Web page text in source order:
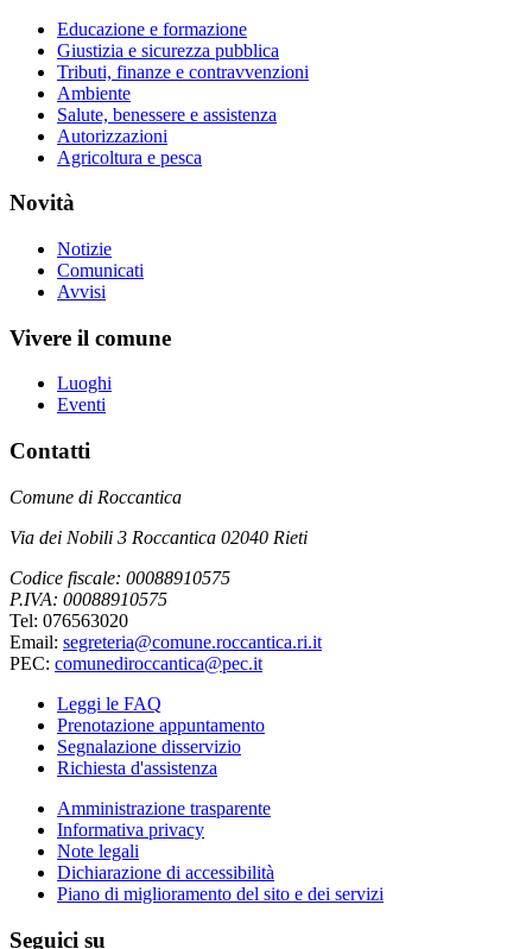
Educazione e formazione
Giustizia e sicurezza pubblica
Tributi, finanze e contravvenzioni
Ambiente
Salute, benessere e assistenza
Autorizzazioni
Agricoltura e pesca
Novità
Notizie
Comunicati
Avvisi
Vivere il comune
Luoghi
Eventi
Contatti
Comune di Roccantica
Via dei Nobili 3 Roccantica 02040 Rieti
Codice fiscale: 00088910575
P.IVA: 00088910575
Tel: 076563020
Email: segreteria@comune.roccantica.ri.it
PEC: comunediroccantica@pec.it
Leggi le FAQ
Prenotazione appuntamento
Segnalazione disservizio
Richiesta d'assistenza
Amministrazione trasparente
Informativa privacy
Note legali
Dichiarazione di accessibilità
Piano di miglioramento del sito e dei servizi
Seguici su